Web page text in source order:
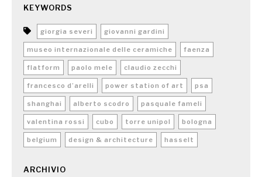
KEYWORDS
giorgia severi giovanni gardini
museo internazionale delle ceramiche faenza
flatform paolo mele claudio zecchi
francesco d’arelli power station of art psa
shanghai alberto scodro pasquale fameli
valentina rossi cubo torre unipol bologna
belgium design & architecture hasselt
ARCHIVIO